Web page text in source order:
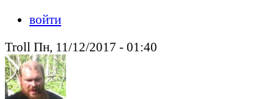
войти
Troll Пн, 11/12/2017 - 01:40